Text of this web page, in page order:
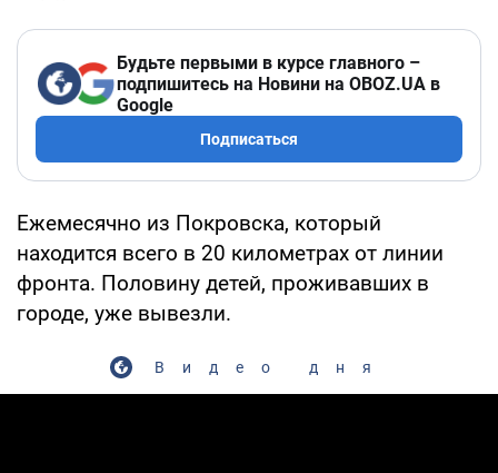
Будьте первыми в курсе главного –
подпишитесь на Новини на OBOZ.UA в
Google
Подписаться
Ежемесячно из Покровска, который
находится всего в 20 километрах от линии
фронта. Половину детей, проживавших в
городе, уже вывезли.
Видео дня